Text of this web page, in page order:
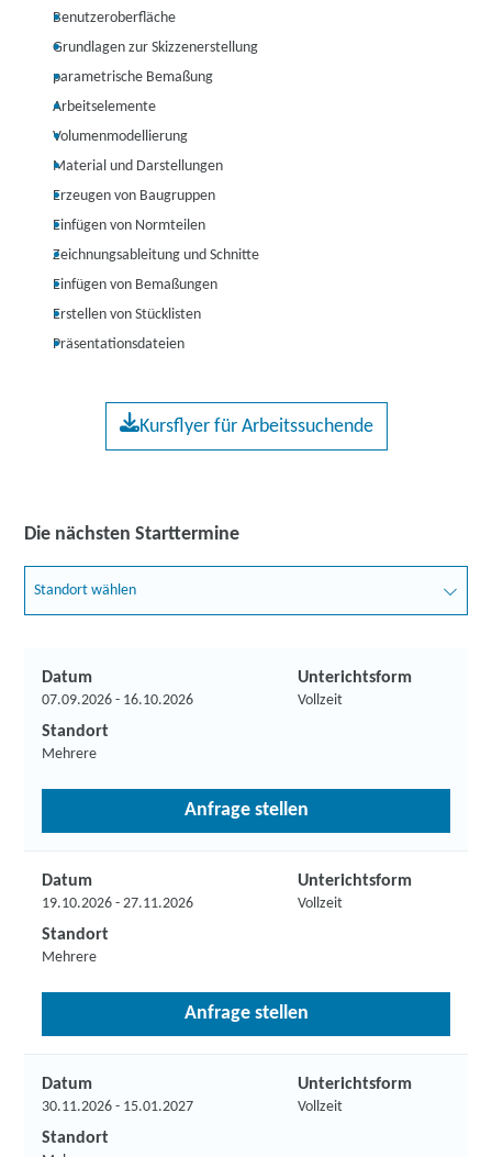
Benutzeroberfläche
Grundlagen zur Skizzenerstellung
parametrische Bemaßung
Arbeitselemente
Volumenmodellierung
Material und Darstellungen
Erzeugen von Baugruppen
Einfügen von Normteilen
Zeichnungsableitung und Schnitte
Einfügen von Bemaßungen
Erstellen von Stücklisten
Präsentationsdateien
Kursflyer für Arbeitssuchende
Die nächsten Starttermine
Standort wählen
Datum
07.09.2026 - 16.10.2026
Unterichtsform
Vollzeit
Standort
Mehrere
Anfrage stellen
Datum
19.10.2026 - 27.11.2026
Unterichtsform
Vollzeit
Standort
Mehrere
Anfrage stellen
Datum
30.11.2026 - 15.01.2027
Unterichtsform
Vollzeit
Standort